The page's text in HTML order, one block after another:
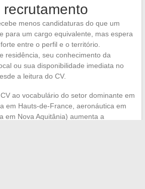
menos candidaturas do que um
para um cargo equivalente, mas espera
entre o perfil e o território.
residência, seu conhecimento da
ou sua disponibilidade imediata no
a leitura do CV.
ao vocabulário do setor dominante em
em Hauts-de-France, aeronáutica em
em Nova Aquitânia) aumenta a